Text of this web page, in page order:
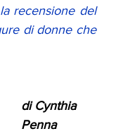
recensione del
di donne che
di Cynthia
Penna